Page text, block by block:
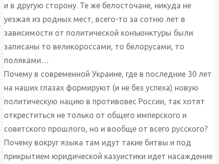
и в другую сторону. Те же белосточане, никуда не
уезжая из родных мест, всего-то за сотню лет в
зависимости от политической конъюнктуры были
записаны то великороссами, то белорусами, то
поляками…
Почему в современной Украине, где в последние 30 лет
на наших глазах формируют (и не без успеха) новую
политическую нацию в противовес России, так хотят
откреститься не только от общего имперского и
советского прошлого, но и вообще от всего русского?
Почему вокруг языка там идут такие битвы и под
прикрытием юридической казуистики идет насаждение